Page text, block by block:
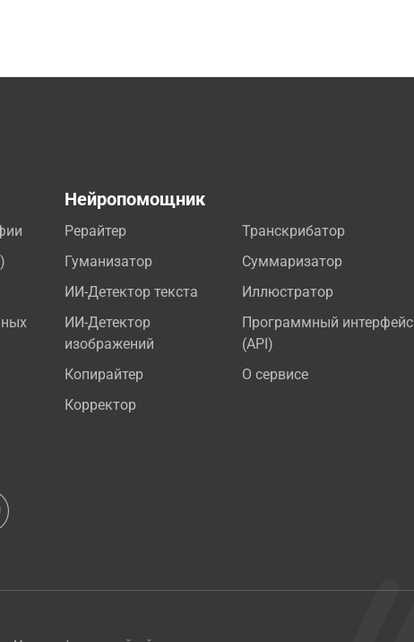
Нейропомощник
Рерайтер
Гуманизатор
ИИ-Детектор текста
ИИ-Детектор
изображений
Копирайтер
Корректор
Транскрибатор
Суммаризатор
Иллюстратор
Программный интерфейс
(API)
О сервисе